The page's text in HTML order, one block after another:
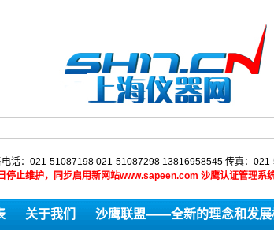
话：021-51087198 021-51087298 13816958545 传真：021-
止维护，同步启用新网站www.sapeen.com 沙鹰认证管理系
关于我们 沙鹰联盟——全新的理念和发展